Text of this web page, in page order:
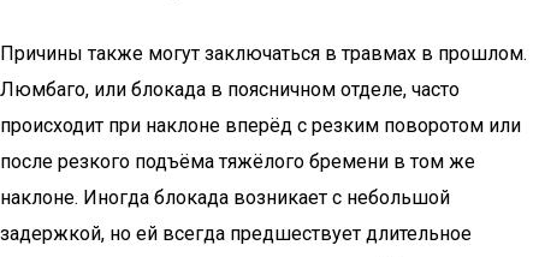
Причины также могут заключаться в травмах в прошлом.
Люмбаго, или блокада в поясничном отделе, часто
происходит при наклоне вперёд с резким поворотом или
после резкого подъёма тяжёлого бремени в том же
наклоне. Иногда блокада возникает с небольшой
задержкой, но ей всегда предшествует длительное